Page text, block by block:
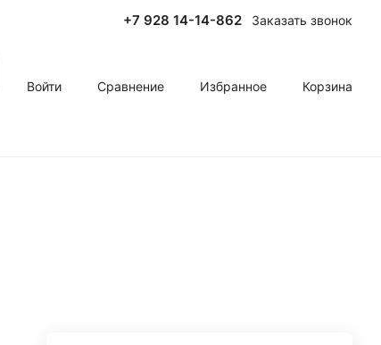
+7 928 14-14-862 Заказать звонок
Войти Сравнение Избранное Корзина